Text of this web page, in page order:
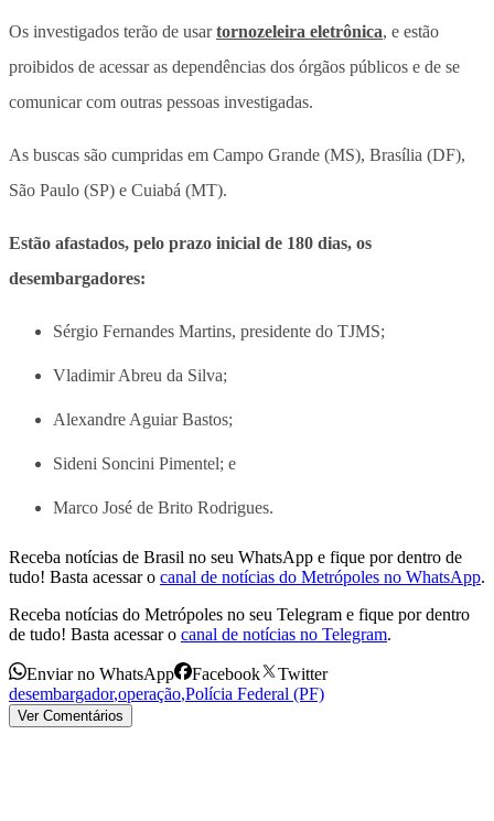
Os investigados terão de usartornozeleira eletrônica, e estão
proibidos de acessar as dependências dos órgãos públicos e de se
comunicar com outras pessoas investigadas.
As buscas são cumpridas em Campo Grande (MS), Brasília (DF),
São Paulo (SP) e Cuiabá (MT).
Estão afastados, pelo prazo inicial de 180 dias, os
desembargadores:
Sérgio Fernandes Martins, presidente do TJMS;
Vladimir Abreu da Silva;
Alexandre Aguiar Bastos;
Sideni Soncini Pimentel; e
Marco José de Brito Rodrigues.
Receba notícias de Brasil no seu WhatsApp e fique por dentro de
tudo! Basta acessar o canal de notícias do Metrópoles no WhatsApp.
Receba notícias do Metrópoles no seu Telegram e fique por dentro
de tudo! Basta acessar o canal de notícias no Telegram.
Enviar no WhatsApp Facebook
Twitter
desembargador,operação,Polícia Federal (PF)
Ver Comentários